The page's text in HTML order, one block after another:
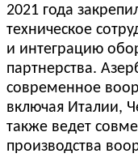
2021 года
техническое
и интеграцию
партнерства.
современное
включая Италии,
также ведет
производства